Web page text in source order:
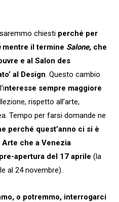
chiesti perché per
mentre il termine Salone, che
e al Salon des
al Design. Questo cambio
nteresse sempre maggiore
rispetto all’arte,
Tempo per farsi domande ne
perché quest’anno ci si è
Arte che a Venezia
apertura del 17 aprile (la
al 24 novembre).
o potremmo, interrogarci